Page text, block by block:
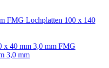
FMG Lochplatten 100 x 140
FMG
3,0 mm